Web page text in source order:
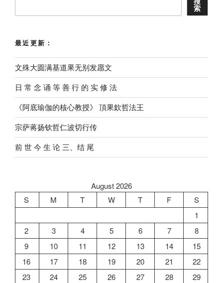
索
最近更新：
文殊大圆满基道果无别发愿文
⽇ 常 念 诵 等 善 ⾏ 的 实 修 法
《阿底瑜伽的核心教授》 頂果欽哲法王
宗萨蒋扬钦哲仁波切行传
前 世 今 生 论 三、结 尾
August 2026
S
M T W T F
S
1
2
3 4 5 6 7
8
9
10 11 12 13 14
15
16
17 18 19 20 21
22
23
24 25 26 27 28
29